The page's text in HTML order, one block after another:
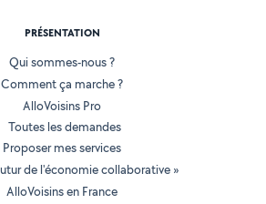
PRÉSENTATION
Qui sommes-nous ?
Comment ça marche ?
AlloVoisins Pro
Toutes les demandes
Proposer mes services
de l'économie collaborative »
AlloVoisins en France